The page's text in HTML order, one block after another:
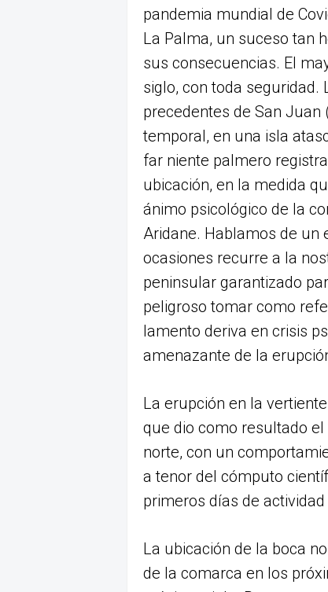
pandemia mundial de
La Palma, un suceso tan
sus consecuencias. El
siglo, con toda
precedentes de San Juan
temporal, en una isla
far niente palmero
ubicación, en la medida
ánimo psicológico de la
Aridane. Hablamos de un
ocasiones recurre a la
peninsular garantizado
peligroso tomar como
lamento deriva en crisis
amenazante de la
La erupción en la
que dio como resultado
norte, con un
a tenor del cómputo
primeros días de
La ubicación de la boca
de la comarca en los